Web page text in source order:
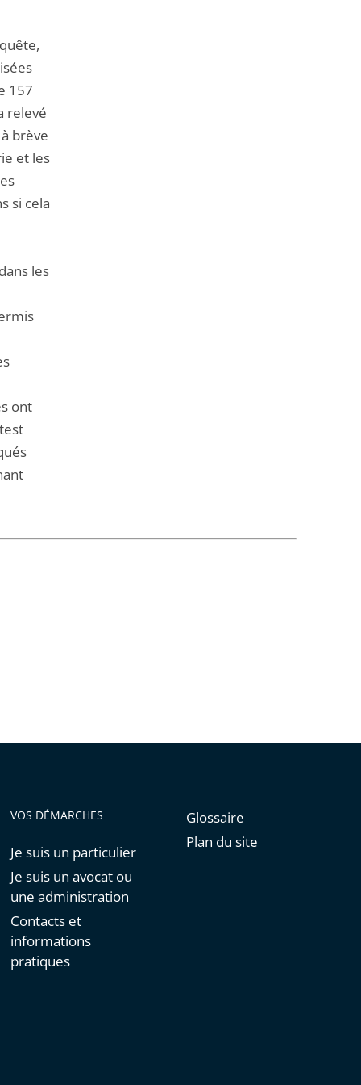
157
relevé
brève
et les
si cela
les
ont
VOS DÉMARCHES
Je suis un particulier
Je suis un avocat ou
une administration
Contacts et
informations
pratiques
Glossaire
Plan du site